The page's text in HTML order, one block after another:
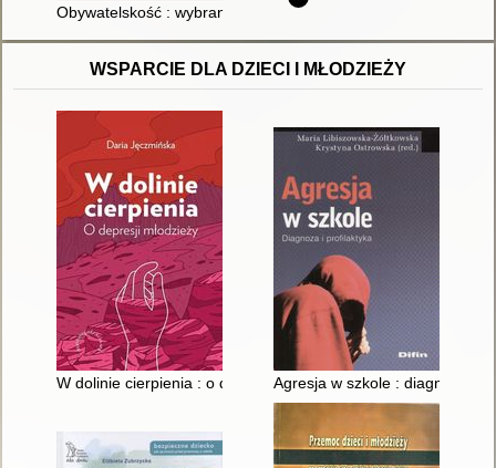
Obywatelskość : wybrane europejskie ujęcia filozoficzne i
WSPARCIE DLA DZIECI I MŁODZIEŻY
W dolinie cierpienia : o depresji młodzieżyAgresja w szkole : diagnoza i